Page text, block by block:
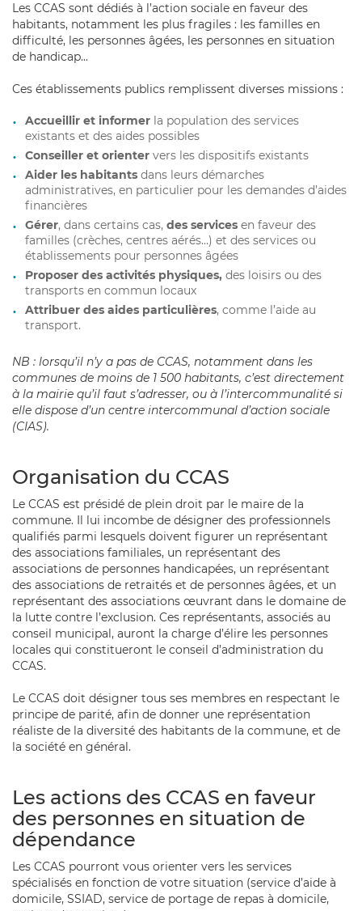
Les CCAS sont dédiés à l’action sociale en faveur des
habitants, notamment les plus fragiles : les familles en
difficulté, les personnes âgées, les personnes en situation
de handicap...
Ces établissements publics remplissent diverses missions :
Accueillir et informer la population des services
existants et des aides possibles
Conseiller et orienter vers les dispositifs existants
Aider les habitants dans leurs démarches
administratives, en particulier pour les demandes d’aides
financières
Gérer, dans certains cas, des services en faveur des
familles (crèches, centres aérés…) et des services ou
établissements pour personnes âgées
Proposer des activités physiques, des loisirs ou des
transports en commun locaux
Attribuer des aides particulières, comme l’aide au
transport.
NB : lorsqu’il n’y a pas de CCAS, notamment dans les
communes de moins de 1 500 habitants, c’est directement
à la mairie qu’il faut s’adresser, ou à l’intercommunalité si
elle dispose d’un centre intercommunal d’action sociale
(CIAS).
Organisation du CCAS
Le CCAS est présidé de plein droit par le maire de la
commune. Il lui incombe de désigner des professionnels
qualifiés parmi lesquels doivent figurer un représentant
des associations familiales, un représentant des
associations de personnes handicapées, un représentant
des associations de retraités et de personnes âgées, et un
représentant des associations œuvrant dans le domaine de
la lutte contre l’exclusion. Ces représentants, associés au
conseil municipal, auront la charge d’élire les personnes
locales qui constitueront le conseil d’administration du
CCAS.
Le CCAS doit désigner tous ses membres en respectant le
principe de parité, afin de donner une représentation
réaliste de la diversité des habitants de la commune, et de
la société en général.
Les actions des CCAS en faveur
des personnes en situation de
dépendance
Les CCAS pourront vous orienter vers les services
spécialisés en fonction de votre situation (service d’aide à
domicile, SSIAD, service de portage de repas à domicile,